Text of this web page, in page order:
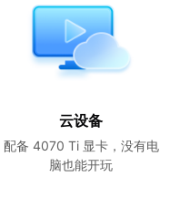
云设备
配备 4070 Ti 显卡，没有电
脑也能开玩